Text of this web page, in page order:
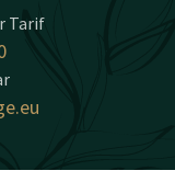
Tarif